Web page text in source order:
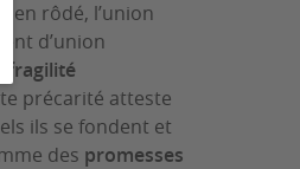
rôdé, l’union
d’union
fragilité
précarité atteste
ils se fondent et
des promesses